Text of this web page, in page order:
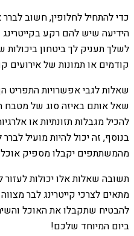
כדי להתחיל לחלופין, חשוב
הידיעה שיש להם רקע בקייטרינג
לשלך תעניק לך ביטחון
קודמים או תמונות של
שאלות לגבי אפשרויות התפריט
שאל אותם באיזה סוג של מטבח
להכיל מגבלות תזונתיות או
בנוסף, זה יכול להיות מועיל
מהמשתתפים יקבלו מספיק אוכל
תשובה שאלות אלו יכולות לעזור
מתאים לצרכי קייטרינג לבר
להבטיח שתקבלו את האוכל
ביום המיוחד שלכם!